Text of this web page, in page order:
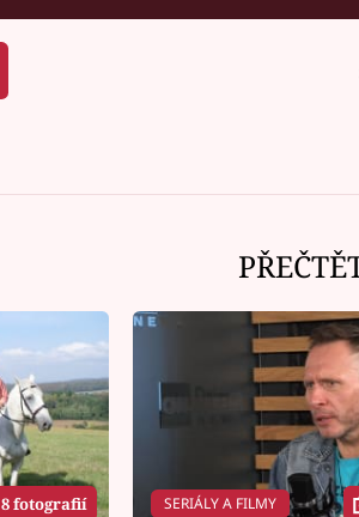
8 fotografií SERIÁLY A FILMY